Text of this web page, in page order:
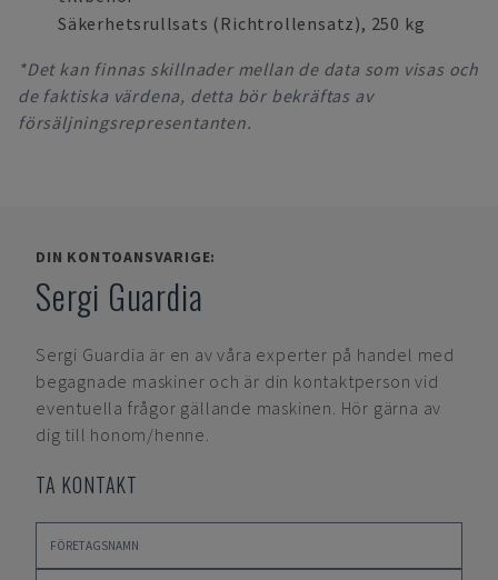
Säkerhetsrullsats (Richtrollensatz), 250 kg
*Det kan finnas skillnader mellan de data som visas och
de faktiska värdena, detta bör bekräftas av
försäljningsrepresentanten.
DIN KONTOANSVARIGE:
Sergi Guardia
Sergi Guardia är en av våra experter på handel med
begagnade maskiner och är din kontaktperson vid
eventuella frågor gällande maskinen. Hör gärna av
dig till honom/henne.
TA KONTAKT